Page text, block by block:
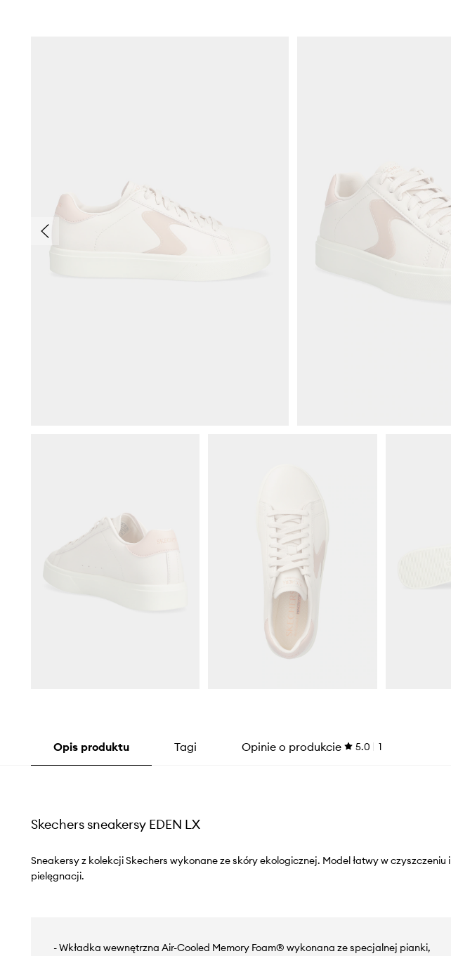
Opis produktu Tagi Opinie o produkcie 5.0 1
Skechers sneakersy EDEN LX
Sneakersy z kolekcji Skechers wykonane ze skóry ekologicznej. Model łatwy w czyszczeniu i
pielęgnacji.
- Wkładka wewnętrzna Air-Cooled Memory Foam® wykonana ze specjalnej pianki,